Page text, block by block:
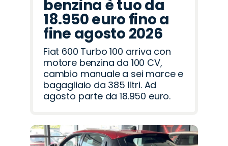
benzina è tuo da
18.950 euro fino a
fine agosto 2026
Fiat 600 Turbo 100 arriva con
motore benzina da 100 CV,
cambio manuale a sei marce e
bagagliaio da 385 litri. Ad
agosto parte da 18.950 euro.